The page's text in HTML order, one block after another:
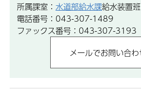
所属課室： 水道部給水課給水装置班
電話番号：043-307-1489
ファックス番号：043-307-3193